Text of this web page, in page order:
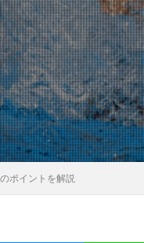
ポイントを解説